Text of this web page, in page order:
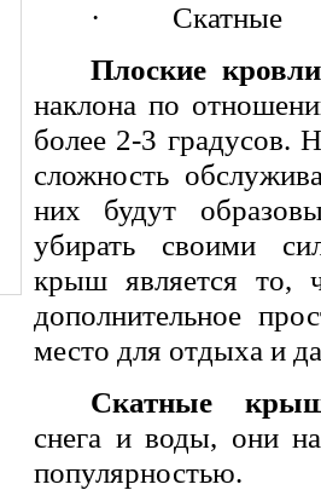
·
Скатные
Плоские кровли
наклона по
более 2-3 градусов.
сложность
них будут
убирать своими
крыш является то,
дополнительное
место для отдыха и
Скатные
снега и воды, они
популярностью.